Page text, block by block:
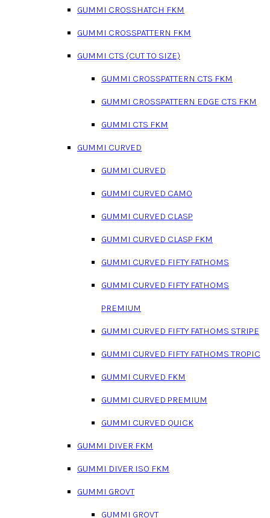
GUMMI CROSSHATCH FKM
GUMMI CROSSPATTERN FKM
GUMMI CTS (CUT TO SIZE)
GUMMI CROSSPATTERN CTS FKM
GUMMI CROSSPATTERN EDGE CTS FKM
GUMMI CTS FKM
GUMMI CURVED
GUMMI CURVED
GUMMI CURVED CAMO
GUMMI CURVED CLASP
GUMMI CURVED CLASP FKM
GUMMI CURVED FIFTY FATHOMS
GUMMI CURVED FIFTY FATHOMS
PREMIUM
GUMMI CURVED FIFTY FATHOMS STRIPE
GUMMI CURVED FIFTY FATHOMS TROPIC
GUMMI CURVED FKM
GUMMI CURVED PREMIUM
GUMMI CURVED QUICK
GUMMI DIVER FKM
GUMMI DIVER ISO FKM
GUMMI GROVT
GUMMI GROVT